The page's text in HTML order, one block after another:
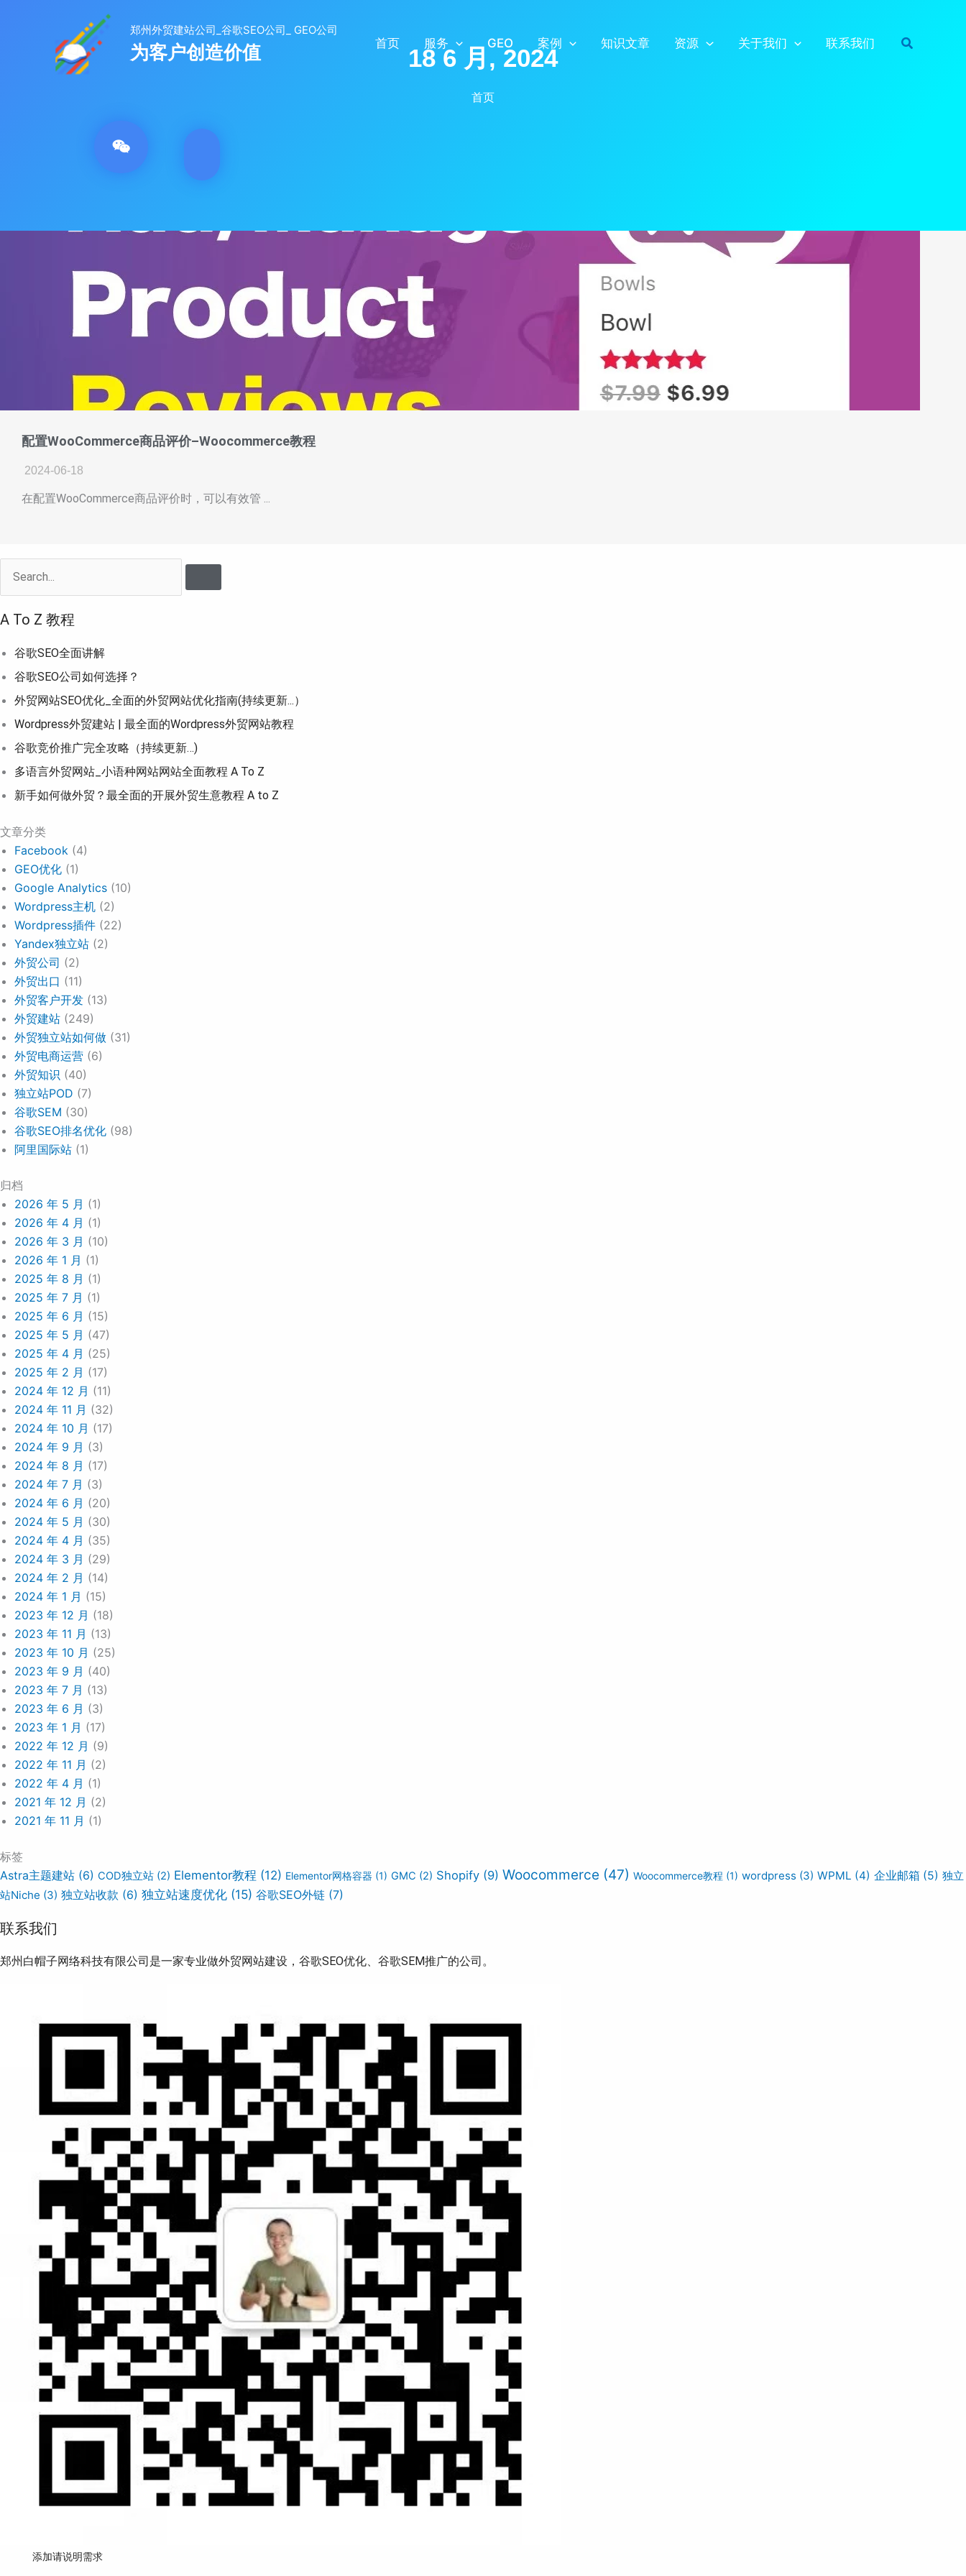
首页 服务 GEO 案例 知识文章 资源 关于我们 联系我们
搜
18 6 月, 2024
首页
配置WooCommerce商品评价–Woocommerce教程
2024-06-18
在配置WooCommerce商品评价时，可以有效管 ...
A To Z 教程
谷歌SEO全面讲解
谷歌SEO公司如何选择？
外贸网站SEO优化_全面的外贸网站优化指南(持续更新...）
Wordpress外贸建站 | 最全面的Wordpress外贸网站教程
谷歌竞价推广完全攻略（持续更新…)
多语言外贸网站_小语种网站网站全面教程 A To Z
新手如何做外贸？最全面的开展外贸生意教程 A to Z
文章分类
Facebook (4)
GEO优化 (1)
Google Analytics (10)
Wordpress主机 (2)
Wordpress插件 (22)
Yandex独立站 (2)
外贸公司 (2)
外贸出口 (11)
外贸客户开发 (13)
外贸建站 (249)
外贸独立站如何做 (31)
外贸电商运营 (6)
外贸知识 (40)
独立站POD (7)
谷歌SEM (30)
谷歌SEO排名优化 (98)
阿里国际站 (1)
归档
2026 年 5 月 (1)
2026 年 4 月 (1)
2026 年 3 月 (10)
2026 年 1 月 (1)
2025 年 8 月 (1)
2025 年 7 月 (1)
2025 年 6 月 (15)
2025 年 5 月 (47)
2025 年 4 月 (25)
2025 年 2 月 (17)
2024 年 12 月 (11)
2024 年 11 月 (32)
2024 年 10 月 (17)
2024 年 9 月 (3)
2024 年 8 月 (17)
2024 年 7 月 (3)
2024 年 6 月 (20)
2024 年 5 月 (30)
2024 年 4 月 (35)
2024 年 3 月 (29)
2024 年 2 月 (14)
2024 年 1 月 (15)
2023 年 12 月 (18)
2023 年 11 月 (13)
2023 年 10 月 (25)
2023 年 9 月 (40)
2023 年 7 月 (13)
2023 年 6 月 (3)
2023 年 1 月 (17)
2022 年 12 月 (9)
2022 年 11 月 (2)
2022 年 4 月 (1)
2021 年 12 月 (2)
2021 年 11 月 (1)
标签
Astra主题建站 (6) COD独立站 (2) Elementor教程 (12) Elementor网格容器 (1) GMC (2) Shopify (9) Woocommerce (47) Woocommerce教程 (1) wordpress (3) WPML (4) 企业邮箱 (5) 独立
站Niche (3) 独立站收款 (6) 独立站速度优化 (15) 谷歌SEO外链 (7)
联系我们
郑州白帽子网络科技有限公司是一家专业做外贸网站建设，谷歌SEO优化、谷歌SEM推广的公司。
添加请说明需求